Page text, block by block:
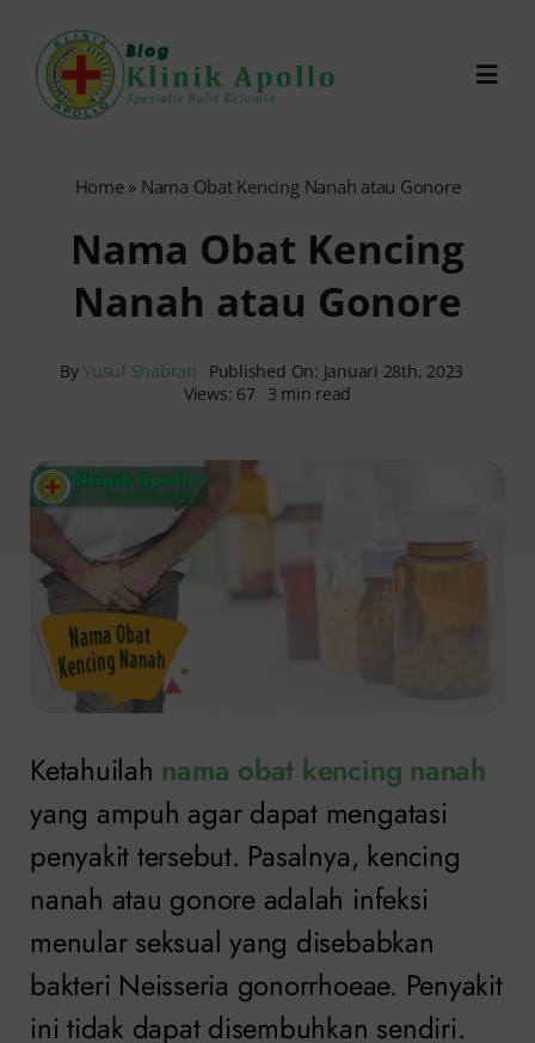
content
0821-1099-9870
Home» Nama Obat Kencing Nanah atau Gonore
Nama Obat Kencing
Nanah atau Gonore
ByYusuf Shabran
Published On: Januari 28th, 2023
Views: 67
3 min read
Ketahuilah nama obat kencing nanah
yang ampuh agar dapat mengatasi
penyakit tersebut. Pasalnya, kencing
nanah atau gonore adalah infeksi
menular seksual yang disebabkan
bakteri Neisseria gonorrhoeae. Penyakit
ini tidak dapat disembuhkan sendiri.